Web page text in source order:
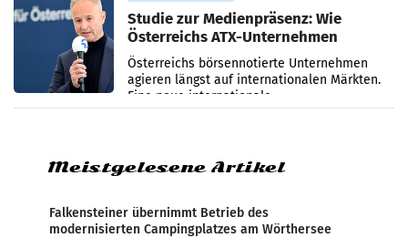
Studie zur Medienpräsenz: Wie
Österreichs ATX-Unternehmen
international wahrgenommen
werden
Österreichs börsennotierte Unternehmen
agieren längst auf internationalen Märkten.
Eine neue internationale
Medienresonanzanalyse untersucht die
Meistgelesene Artikel
Falkensteiner übernimmt Betrieb des
modernisierten Campingplatzes am Wörthersee